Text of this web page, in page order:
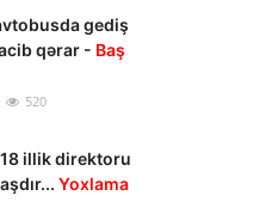
gediş
qərar - Baş
520
illik direktoru
Yoxlama